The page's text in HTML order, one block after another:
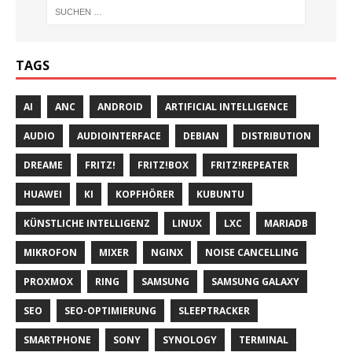
TAGS
AI ANC ANDROID ARTIFICIAL INTELLIGENCE
AUDIO AUDIOINTERFACE DEBIAN DISTRIBUTION
DREAME FRITZ! FRITZ!BOX FRITZ!REPEATER
HUAWEI KI KOPFHÖRER KUBUNTU
KÜNSTLICHE INTELLIGENZ LINUX LXC MARIADB
MIKROFON MIXER NGINX NOISE CANCELLING
PROXMOX RING SAMSUNG SAMSUNG GALAXY
SEO SEO-OPTIMIERUNG SLEEPTRACKER
SMARTPHONE SONY SYNOLOGY TERMINAL